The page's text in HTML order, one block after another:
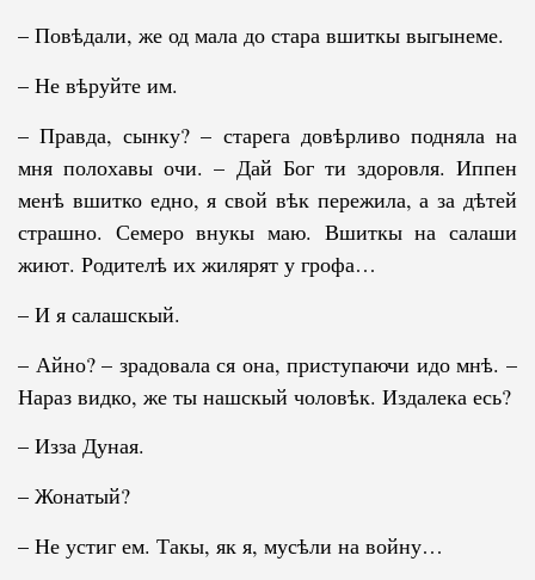
– Повѣдали, же од мала до стара вшиткы выгынеме.
– Не вѣруйте им.
– Правда, сынку? – старега довѣрливо подняла на
мня полохавы очи. – Дай Бог ти здоровля. Иппен
менѣ вшитко едно, я свой вѣк пережила, а за дѣтей
страшно. Семеро внукы маю. Вшиткы на салаши
жиют. Родителѣ их жилярят у грофа…
– И я салашскый.
– Айно? – зрадовала ся она, приступаючи идо мнѣ. –
Нараз видко, же ты нашскый чоловѣк. Издалека есь?
– Изза Дуная.
– Жонатый?
– Не устиг ем. Такы, як я, мусѣли на войну…